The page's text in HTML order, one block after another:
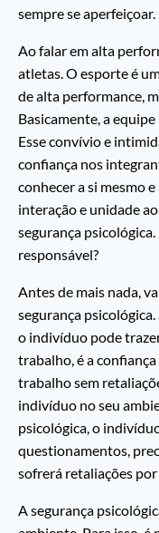
sempre se aperfeiçoar.
Ao falar em alta
atletas. O esporte é
de alta performance,
Basicamente, a
Esse convívio e
confiança nos
conhecer a si mesmo
interação e unidade
segurança psicológica.
responsável?
Antes de mais nada,
segurança
o indivíduo pode
trabalho, é a
trabalho sem
indivíduo no seu
psicológica, o
questionamentos,
sofrerá retaliações
A segurança